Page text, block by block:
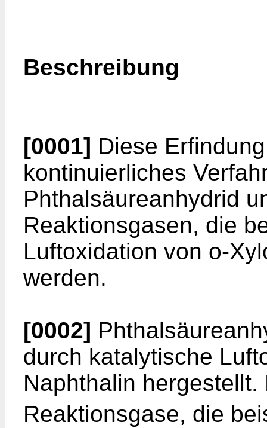
Beschreibung
[0001] Diese
kontinuierliches
Phthalsäureanhydrid
Reaktionsgasen, die
Luftoxidation von o-
werden.
[0002]
durch katalytische
Naphthalin
Reaktionsgase, die